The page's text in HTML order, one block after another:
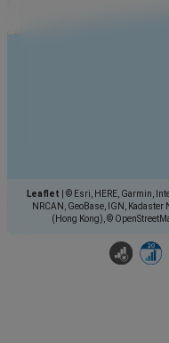
Leaflet
© Esri, HERE, Garmin,
NRCAN, GeoBase, IGN,
(Hong Kong), ©